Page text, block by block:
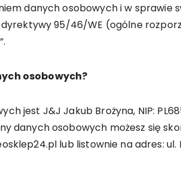
danych osobowych i w sprawie
95/46/WE (ogólne
osobowych?
jest J&J Jakub Brożyna, NIP:
danych osobowych możesz się
lub listownie na adres: